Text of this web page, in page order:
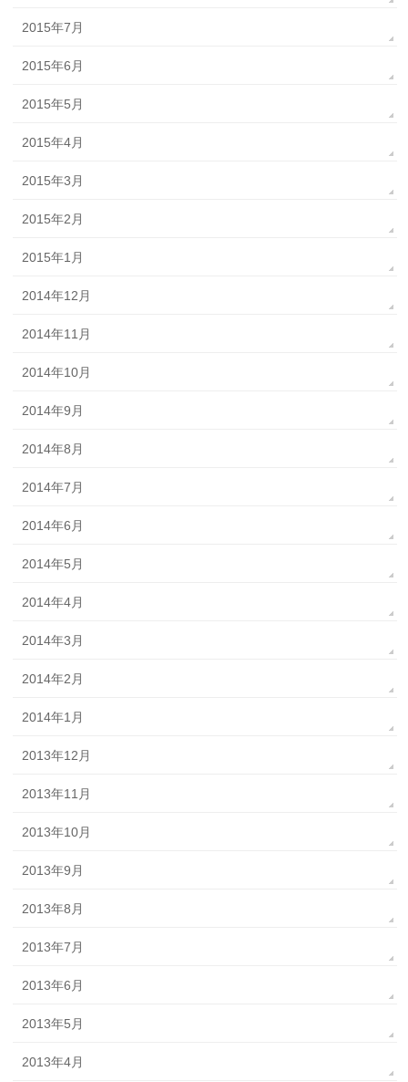
2015年7月
2015年6月
2015年5月
2015年4月
2015年3月
2015年2月
2015年1月
2014年12月
2014年11月
2014年10月
2014年9月
2014年8月
2014年7月
2014年6月
2014年5月
2014年4月
2014年3月
2014年2月
2014年1月
2013年12月
2013年11月
2013年10月
2013年9月
2013年8月
2013年7月
2013年6月
2013年5月
2013年4月